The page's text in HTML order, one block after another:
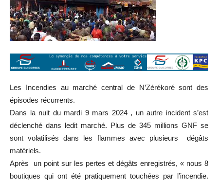
Les Incendies au marché central de N’Zérékoré sont des
épisodes récurrents.
Dans la nuit du mardi 9 mars 2024 , un autre incident s’est
déclenché dans ledit marché. Plus de 345 millions GNF se
sont volatilisés dans les flammes avec plusieurs dégâts
matériels.
Après un point sur les pertes et dégâts enregistrés, « nous 8
boutiques qui ont été pratiquement touchées par l’incendie.